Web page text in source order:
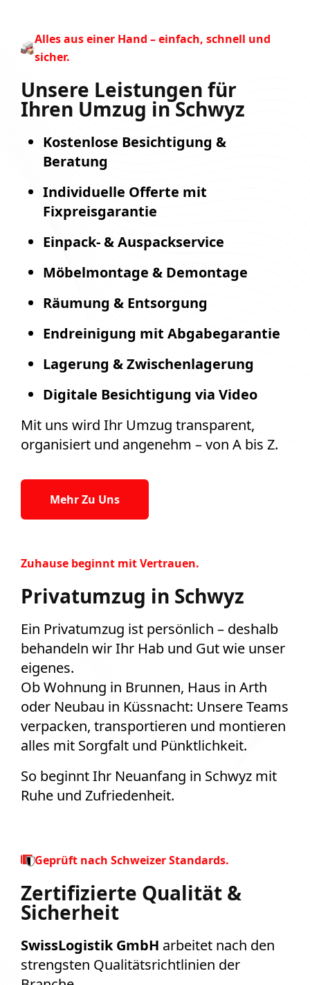
Alles aus einer Hand – einfach, schnell und
sicher.
Unsere Leistungen für
Ihren Umzug in Schwyz
Kostenlose Besichtigung &
Beratung
Individuelle Offerte mit
Fixpreisgarantie
Einpack- & Auspackservice
Möbelmontage & Demontage
Räumung & Entsorgung
Endreinigung mit Abgabegarantie
Lagerung & Zwischenlagerung
Digitale Besichtigung via Video
Mit uns wird Ihr Umzug transparent,
organisiert und angenehm – von A bis Z.
Mehr Zu Uns
Zuhause beginnt mit Vertrauen.
Privatumzug in Schwyz
Ein Privatumzug ist persönlich – deshalb
behandeln wir Ihr Hab und Gut wie unser
eigenes.
Ob Wohnung in Brunnen, Haus in Arth
oder Neubau in Küssnacht: Unsere Teams
verpacken, transportieren und montieren
alles mit Sorgfalt und Pünktlichkeit.
So beginnt Ihr Neuanfang in Schwyz mit
Ruhe und Zufriedenheit.
Geprüft nach Schweizer Standards.
Zertifizierte Qualität &
Sicherheit
SwissLogistik GmbH arbeitet nach den
strengsten Qualitätsrichtlinien der